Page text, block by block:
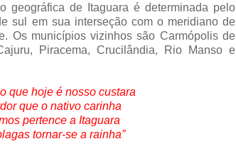
geográfica de Itaguara é determinada pelo
sul em sua interseção com o meridiano de
Os municípios vizinhos são Carmópolis de
Piracema, Crucilândia, Rio Manso e
que hoje é nosso custara
que o nativo carinha
pertence a Itaguara
tornar-se a rainha”